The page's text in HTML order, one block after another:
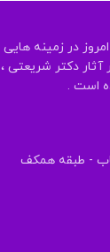
و تا به امروز در زمینه هایی
آثار دکتر شریعتی ،
- طبقه همکف